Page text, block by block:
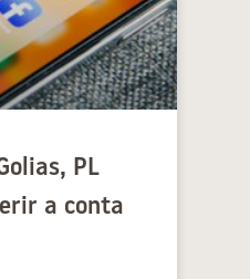
PL
a conta